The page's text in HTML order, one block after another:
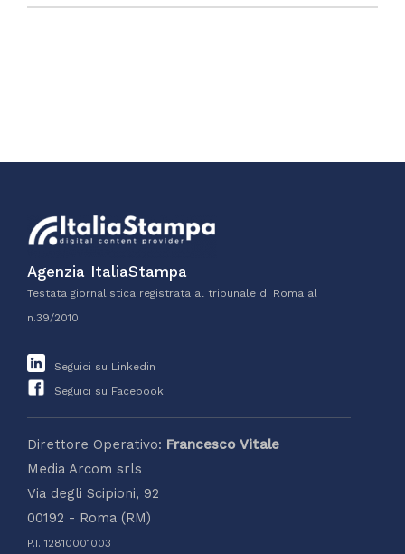
Agenzia ItaliaStampa
Testata giornalistica registrata al tribunale di Roma al
n.39/2010
Seguici su Linkedin
Seguici su Facebook
Direttore Operativo: Francesco Vitale
Media Arcom srls
Via degli Scipioni, 92
00192 - Roma (RM)
P.I. 12810001003